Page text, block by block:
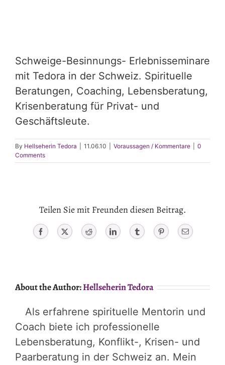
Schweige-Besinnungs- Erlebnisseminare
mit Tedora in der Schweiz. Spirituelle
Beratungen, Coaching, Lebensberatung,
Krisenberatung für Privat- und
Geschäftsleute.
By Hellseherin Tedora 11.06.10 Voraussagen / Kommentare
0
Comments
Teilen Sie mit Freunden diesen Beitrag.
Facebook X Reddit LinkedIn Tumblr PinterestEmail
About the Author:Hellseherin Tedora
Als erfahrene spirituelle Mentorin und
Coach biete ich professionelle
Lebensberatung, Konflikt-, Krisen- und
Paarberatung in der Schweiz an. Mein